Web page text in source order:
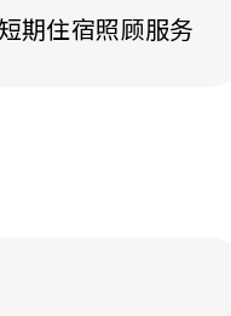
期住宿照顾服务